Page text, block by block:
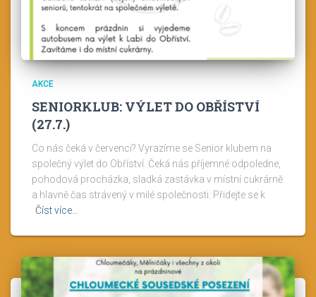
AKCE
SENIORKLUB: VÝLET DO OBŘÍSTVÍ
(27.7.)
Co nás čeká v červenci? Vyrazíme se Senior klubem na
společný výlet do Obříství. Čeká nás příjemné odpoledne,
pohodová procházka, sladká zastávka v místní cukrárně
a hlavně čas strávený v milé společnosti. Přidejte se k
Číst více…